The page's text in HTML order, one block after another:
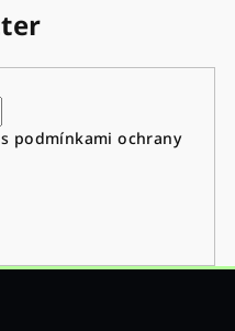
podmínkami ochrany